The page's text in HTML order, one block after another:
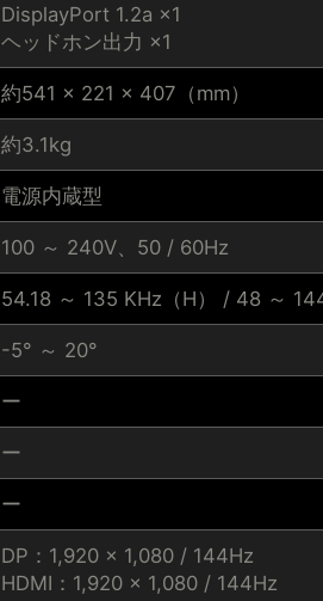
DisplayPort 1.2a ×1
ヘッドホン出力 ×1
約541 × 221 × 407（mm）
約3.1kg
電源内蔵型
100 ～ 240V、50 / 60Hz
54.18 ～ 135 KHz（H） / 48 ～
-5° ～ 20°
ー
ー
ー
DP：1,920 × 1,080 / 144Hz
HDMI：1,920 × 1,080 / 144Hz